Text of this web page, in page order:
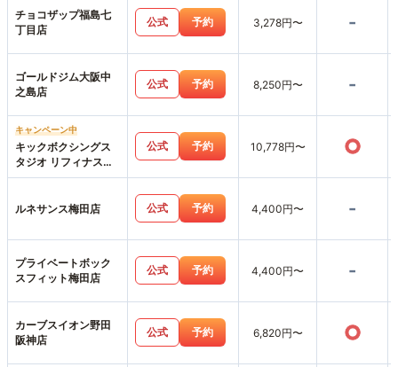
チョコザップ福島七
丁目店
公式 予約 3,278円〜 -
ゴールドジム大阪中
之島店
公式 予約 8,250円〜 -
キャンペーン中
キックボクシングス
タジオ リフィナス大
阪梅田店
公式 予約 10,778円〜 ○
ルネサンス梅田店 公式 予約 4,400円〜 -
プライベートボック
スフィット梅田店
公式 予約 4,400円〜 -
カーブスイオン野田
阪神店
公式 予約 6,820円〜 ○